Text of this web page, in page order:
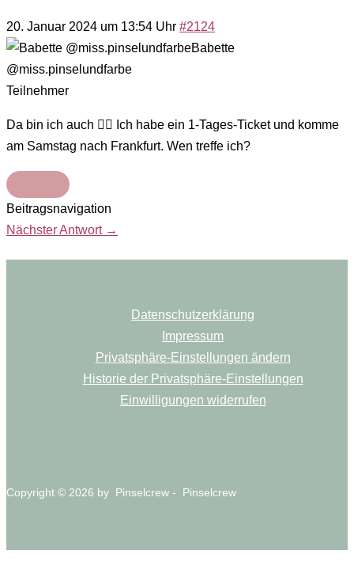
20. Januar 2024 um 13:54 Uhr #2124
Babette
@miss.pinselundfarbe
Teilnehmer
Da bin ich auch 🙋‍♀️ Ich habe ein 1-Tages-Ticket und komme
am Samstag nach Frankfurt. Wen treffe ich?
Beitragsnavigation
Nächster Antwort →
Datenschutzerklärung
Impressum
Privatsphäre-Einstellungen ändern
Historie der Privatsphäre-Einstellungen
Einwilligungen widerrufen
Copyright © 2026 by Pinselcrew - Pinselcrew